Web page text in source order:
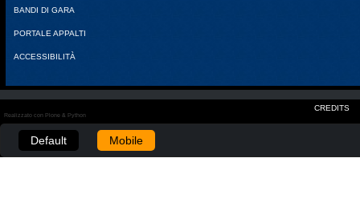
BANDI DI GARA
PORTALE APPALTI
ACCESSIBILITÀ
CREDITS
Realizzato con Plone & Python
Default Mobile